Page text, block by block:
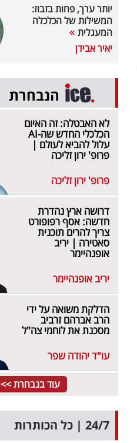
יותר ערך, פחות בזבוז:
המשילות של הכלכלה
המעגלית
יאיר אבידן
הנבחרת
לא האבטלה: זה האיום
הכלכלי החדש שה-AI
עלול להביא לעולם |
פרופ' ירון זליכה
פרופ' ירון זליכה
דרושה ארץ נהדרת
חדשה: אסף רפופורט
צריך להרים תוכנית
סאטירה | יריב
אופנהיימר
יריב אופנהיימר
הדלקת משואה על ידי
הרב אברהם זרביב
מסכנת את לוחמי צה"ל
עו"ד יהודה שפר
עוד בנבחרת >>
24/7 | כל הכותרות